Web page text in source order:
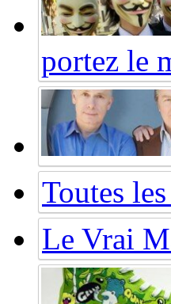
portez le
Toutes
Le Vrai